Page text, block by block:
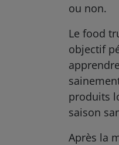
ou non.
Le food
objectif
produits
saison
Après la